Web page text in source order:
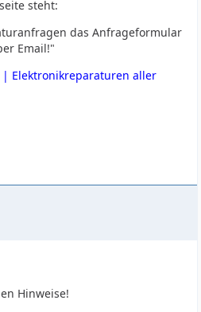
steht:
das Anfrageformular
Email!"
Elektronikreparaturen aller
Hinweise!